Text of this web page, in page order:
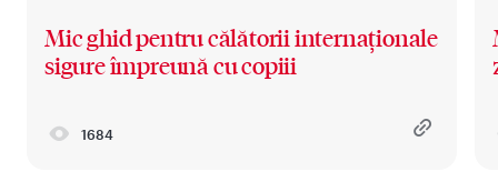
Mic ghid pentru călătorii internaționale
sigure împreună cu copiii
1684